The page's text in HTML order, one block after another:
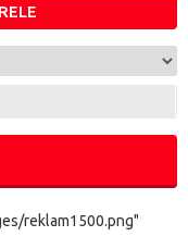
reklam1500.png"